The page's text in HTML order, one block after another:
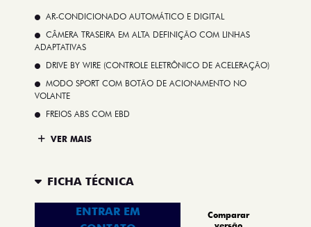
AR-CONDICIONADO AUTOMÁTICO E DIGITAL
CÂMERA TRASEIRA EM ALTA DEFINIÇÃO COM LINHAS
ADAPTATIVAS
DRIVE BY WIRE (CONTROLE ELETRÔNICO DE ACELERAÇÃO)
MODO SPORT COM BOTÃO DE ACIONAMENTO NO
VOLANTE
FREIOS ABS COM EBD
VER MAIS
FICHA TÉCNICA
ENTRAR EM
Comparar